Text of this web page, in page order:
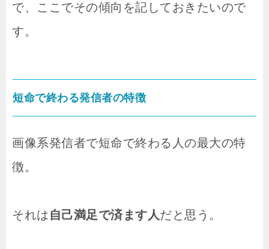
で、ここでその傾向を記しておきたいので
す。
短命で終わる発信者の特徴
画像系発信者で短命で終わる人の最大の特
徴。
それは 自己満足で済ます人だと思う。